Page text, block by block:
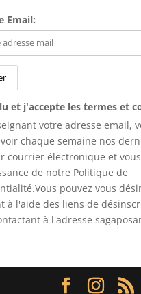
Email:
et j'accepte les termes et
votre adresse email,
chaque semaine nos
courrier électronique et
de notre Politique de
pouvez vous
à l'aide des liens de
à l'adresse